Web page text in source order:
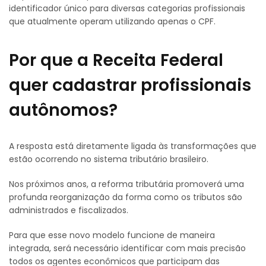
identificador único para diversas categorias profissionais
que atualmente operam utilizando apenas o CPF.
Por que a Receita Federal
quer cadastrar profissionais
autônomos?
A resposta está diretamente ligada às transformações que
estão ocorrendo no sistema tributário brasileiro.
Nos próximos anos, a reforma tributária promoverá uma
profunda reorganização da forma como os tributos são
administrados e fiscalizados.
Para que esse novo modelo funcione de maneira
integrada, será necessário identificar com mais precisão
todos os agentes econômicos que participam das